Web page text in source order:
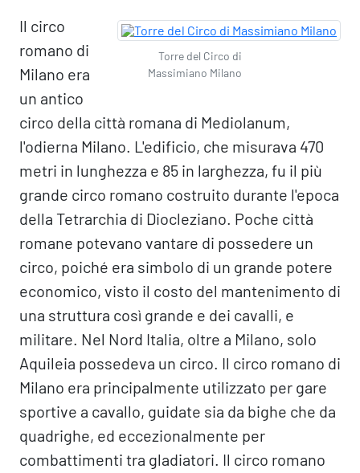
Torre del Circo di
Massimiano Milano
Il circo
romano di
Milano era
un antico
circo della città romana di Mediolanum,
l'odierna Milano. L'edificio, che misurava 470
metri in lunghezza e 85 in larghezza, fu il più
grande circo romano costruito durante l'epoca
della Tetrarchia di Diocleziano. Poche città
romane potevano vantare di possedere un
circo, poiché era simbolo di un grande potere
economico, visto il costo del mantenimento di
una struttura così grande e dei cavalli, e
militare. Nel Nord Italia, oltre a Milano, solo
Aquileia possedeva un circo. Il circo romano di
Milano era principalmente utilizzato per gare
sportive a cavallo, guidate sia da bighe che da
quadrighe, ed eccezionalmente per
combattimenti tra gladiatori. Il circo romano